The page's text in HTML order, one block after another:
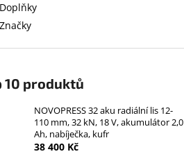
Doplňky
Značky
10 produktů
NOVOPRESS 32 aku radiální lis 12-
110 mm, 32 kN, 18 V, akumulátor 2,0
Ah, nabíječka, kufr
38 400 Kč